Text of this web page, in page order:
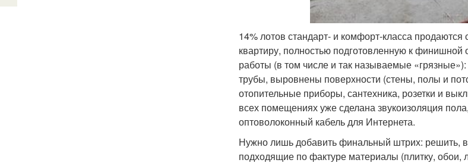
14% лотов стандарт- и комфорт-класса продаются
квартиру, полностью подготовленную к
работы (в том числе и так называемые
трубы, выровнены поверхности (стены, полы и
отопительные приборы, сантехника, розетки и
всех помещениях уже сделана звукоизоляция
оптоволоконный кабель для Интернета.
Нужно лишь добавить финальный штрих: решить,
подходящие по фактуре материалы (плитку, обои,